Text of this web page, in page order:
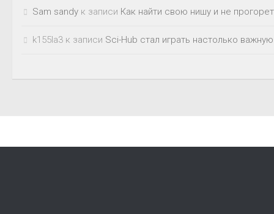
Sam sandy к записи Как найти свою нишу и не
k155la3 к записи Sci-Hub стал играть настолько